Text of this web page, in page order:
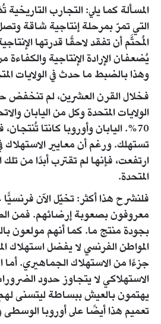
المسألة كما يلي: التجارب
التي تمرّ بمرحلة إنتاجية شاقة
المُحتَّم أن تفقد لاحقًا قدرتها
يُضعفان الإرادة الإنتاجية والكفاءة
وهذا بالضبط ما حدث في الولايات
فخلال القرن العشرين، لم تنخفض
الولايات المتحدة وكل من اليابان
70%. اليابان وأوروبا كانتا تُنتجان،
تستهلك. ورغم أن معايير الاستهلاك في
ارتفعت، فإنها لم تقترب أبدًا من تلك
المتحدة.
فلنشرح هذا أكثر: تخيّل الآن
معروفون بصعوبة إرضائهم. فمن
بجودة منتج ما. كما أنهم مولعون
المواطن الفرنسي لا يفضل استهلاك
جزءًا من الاستهلاك الجماهيري. أما
الاستهلاكي لا يتجاوز حدود
يهتمون بالعيش ببساطة ليتسنى لهم
تعميم هذا أيضًا على أوروبا الوسطى